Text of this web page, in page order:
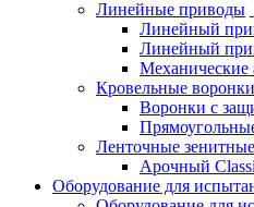
Линейные приводы
Линейный
Линейный
Механические
Кровельные воронки
Воронки с
Ленточные
Арочный
Оборудование для